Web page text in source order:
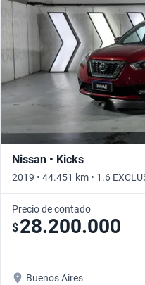
Nissan • Kicks
2019 • 44.451 km • 1.6
Precio de contado
$28.200.000
Buenos Aires